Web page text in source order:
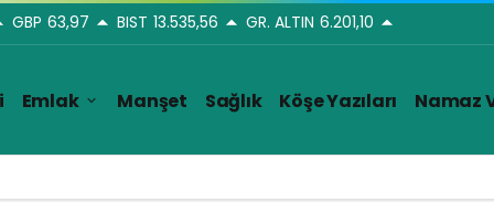
GBP 63,97 BIST 13.535,56 GR. ALTIN 6.201,10
Emlak Manşet Sağlık Köşe Yazıları Namaz